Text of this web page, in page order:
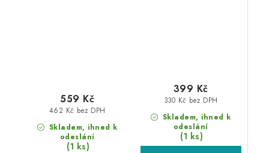
Skladem, ihned k
odeslání
(1 ks)
462 Kč bez DPH
559 Kč
Skladem, ihned k
odeslání
(1 ks)
330 Kč bez DPH
399 Kč